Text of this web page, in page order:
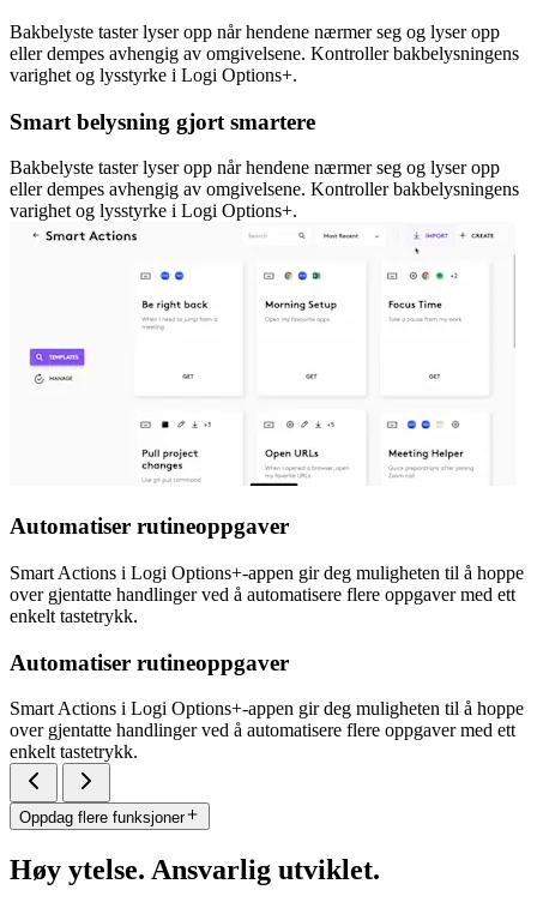
Bakbelyste taster lyser opp når hendene nærmer seg og lyser opp
eller dempes avhengig av omgivelsene. Kontroller bakbelysningens
varighet og lysstyrke i Logi Options+.
Smart belysning gjort smartere
Bakbelyste taster lyser opp når hendene nærmer seg og lyser opp
eller dempes avhengig av omgivelsene. Kontroller bakbelysningens
varighet og lysstyrke i Logi Options+.
Automatiser rutineoppgaver
Smart Actions i Logi Options+-appen gir deg muligheten til å hoppe
over gjentatte handlinger ved å automatisere flere oppgaver med ett
enkelt tastetrykk.
Automatiser rutineoppgaver
Smart Actions i Logi Options+-appen gir deg muligheten til å hoppe
over gjentatte handlinger ved å automatisere flere oppgaver med ett
enkelt tastetrykk.
Oppdag flere funksjoner
Høy ytelse. Ansvarlig utviklet.